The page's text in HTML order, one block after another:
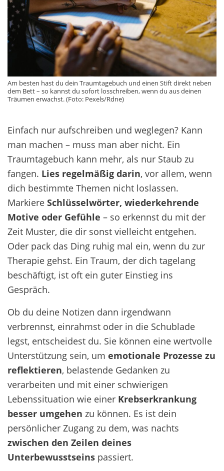
Am besten hast du dein Traumtagebuch und einen Stift direkt neben
dem Bett – so kannst du sofort losschreiben, wenn du aus deinen
Träumen erwachst. (Foto: Pexels/Rdne)
Einfach nur aufschreiben und weglegen? Kann
man machen – muss man aber nicht. Ein
Traumtagebuch kann mehr, als nur Staub zu
fangen. Lies regelmäßig darin, vor allem, wenn
dich bestimmte Themen nicht loslassen.
Markiere Schlüsselwörter, wiederkehrende
Motive oder Gefühle – so erkennst du mit der
Zeit Muster, die dir sonst vielleicht entgehen.
Oder pack das Ding ruhig mal ein, wenn du zur
Therapie gehst. Ein Traum, der dich tagelang
beschäftigt, ist oft ein guter Einstieg ins
Gespräch.
Ob du deine Notizen dann irgendwann
verbrennst, einrahmst oder in die Schublade
legst, entscheidest du. Sie können eine wertvolle
Unterstützung sein, um emotionale Prozesse zu
reflektieren, belastende Gedanken zu
verarbeiten und mit einer schwierigen
Lebenssituation wie einer Krebserkrankung
besser umgehen zu können. Es ist dein
persönlicher Zugang zu dem, was nachts
zwischen den Zeilen deines
Unterbewusstseins passiert.